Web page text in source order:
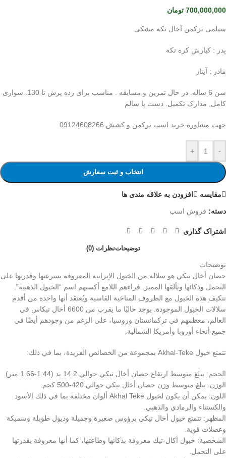
700,000,000 تومان
سیلمی ترکمن آخال تکه مشکی
پدر : کیارش کره تکه
مادر : آیناز
سن 6 ساله. در حال تمرین و مسابقه . مناسب برای رده پرش تا 130. سواری
کامل, مدارک تکمیل. دست پا سالم
جهت مشاوره خرید اسب ترکمن و کشش 09124608266
-
+
انتخاب و ثبت سفارش
مقایسه افزودن به علاقه مندی ها
دسته: فروش اسب
اشتراک گذاری
توضیحاتنظرات (0)
توضیحات
حصان أخال تيكي هو سلالة من الخيول الإيرانية المعروفة بسرعتها وقدرتها على
التحمل وذكائها وتألقها المميز. فراءهم اللامع أكسبهم اسم “الخيول الذهبية”.
تتكيف هذه الخيول مع الظروف المناخية القاسية ويُعتقد أنها واحدة من أقدم
سلالات الخيول الموجودة. يوجد حاليًا ما يقرب من 6600 أخال تيكاس في
العالم، معظمهم في تركمانستان وروسيا، على الرغم من وجودهم أيضًا في
جميع أنحاء أوروبا وأمريكا الشمالية.
تتمتع خيول Akhal-Teke بمجموعة من الخصائص الفريدة، بما في ذلك:
الحجم: يبلغ متوسط ​​ارتفاع حصان أخال تيكي حوالي 14.2 يد (1.44-1.66 متر).
الوزن: يبلغ متوسط ​​وزن حصان أخال تيكي حوالي 420-500 كجم.
اللون: يمكن أن يكون لخيول Akhal Teke ألوان مختلفة بما في ذلك الأسود
والكستناء والرمادي والذهبي.
المظهر: تتمتع خيول أخال تيكي برؤوس صغيرة وجميلة وذيول طويلة وسميكة
وعضلات قوية.
الشخصية: خيول أكال-تيك معروفة بذكائها وطاعتها، كما أنها معروفة بقدرتها
على التحمل.